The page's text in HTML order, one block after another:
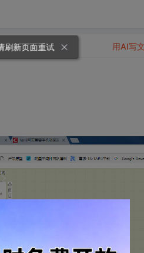
用AI写
刷新页面重试